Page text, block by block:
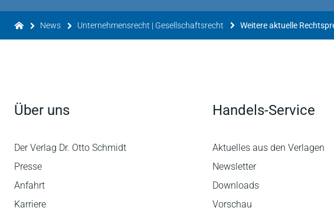
News Unternehmensrecht | Gesellschaftsrecht Weitere aktuelle
Über uns
Der Verlag Dr. Otto Schmidt
Presse
Anfahrt
Karriere
Handels-Service
Aktuelles aus den Verlagen
Newsletter
Downloads
Vorschau